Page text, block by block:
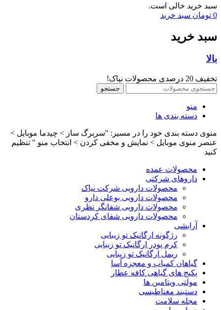
سبد خرید خالی است.
0 تومان سبد خرید
سبد خرید
بالا
تخفیف 20 درصدی محصولات نیاک!
جستجو
منو
دسته بندی ها
منوی دسته بندی خود را در مسیر: "سربرگ ساز > چیدما موبایل >
عنصر منوی موبایل > نمایش و مخفی کردن > انتخاب منو " تنظیم
کنید
محصولات عمده
داروهای شرکتی
محصولات دارویی شرکت نیاک
محصولات دارویی بوعلی دارو
محصولات دارویی شفانگر نظری
محصولات دارویی شفای کردستان
آرایشی
رژگونه ارگانیک تو زیبایی
کرم پودر ارگانیک تو زیبایی
ریمل ارگانیک تو زیبایی
گیاهان کمیاب و معجزه آسا
پکیج های گیاهی کافه عطار
مولتی ویتامین ها
دستبند مغناطیسی
مجله سلامت